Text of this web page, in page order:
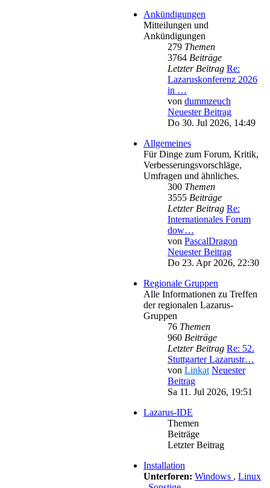
Ankündigungen
Mitteilungen und
Ankündigungen
279 Themen
3764 Beiträge
Letzter Beitrag Re:
Lazaruskonferenz 2026
in …
von dummzeuch
Neuester Beitrag
Do 30. Jul 2026, 14:49
Allgemeines
Für Dinge zum Forum, Kritik,
Verbesserungsvorschläge,
Umfragen und ähnliches.
300 Themen
3555 Beiträge
Letzter Beitrag Re:
Internationales Forum
dow…
von PascalDragon
Neuester Beitrag
Do 23. Apr 2026, 22:30
Regionale Gruppen
Alle Informationen zu Treffen
der regionalen Lazarus-
Gruppen
76 Themen
960 Beiträge
Letzter Beitrag Re: 52.
Stuttgarter Lazarustr…
von Linkat Neuester
Beitrag
Sa 11. Jul 2026, 19:51
Lazarus-IDE
Themen
Beiträge
Letzter Beitrag
Installation
Unterforen: Windows , Linux